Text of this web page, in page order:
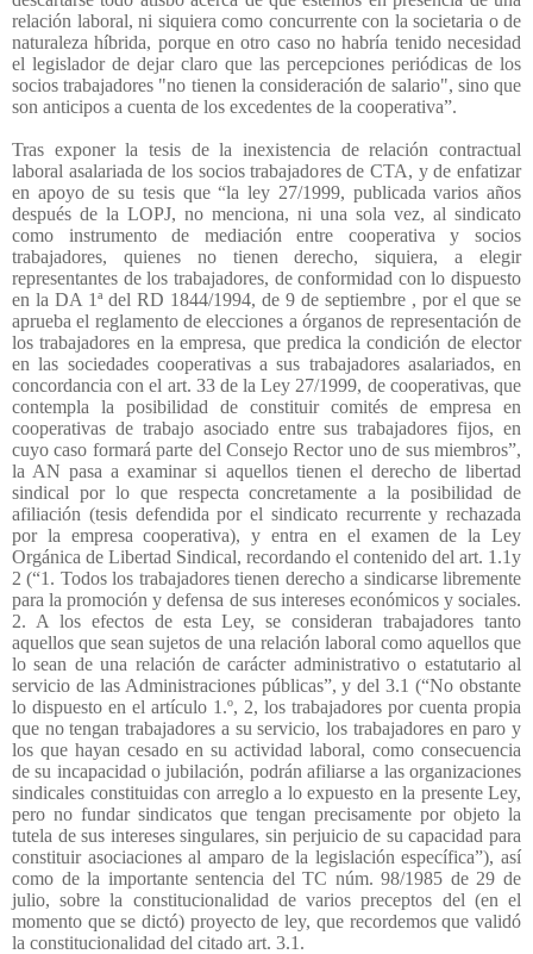
relación laboral, ni siquiera como concurrente con la societaria o de
naturaleza híbrida, porque en otro caso no habría tenido necesidad
el legislador de dejar claro que las percepciones periódicas de los
socios trabajadores "no tienen la consideración de salario", sino que
son anticipos a cuenta de los excedentes de la cooperativa”.
Tras exponer la tesis de la inexistencia de relación contractual
laboral asalariada de los socios trabajadores de CTA, y de enfatizar
en apoyo de su tesis que “la ley 27/1999, publicada varios años
después de la LOPJ, no menciona, ni una sola vez, al sindicato
como instrumento de mediación entre cooperativa y socios
trabajadores, quienes no tienen derecho, siquiera, a elegir
representantes de los trabajadores, de conformidad con lo dispuesto
en la DA 1ª del RD 1844/1994, de 9 de septiembre , por el que se
aprueba el reglamento de elecciones a órganos de representación de
los trabajadores en la empresa, que predica la condición de elector
en las sociedades cooperativas a sus trabajadores asalariados, en
concordancia con el art. 33 de la Ley 27/1999, de cooperativas, que
contempla la posibilidad de constituir comités de empresa en
cooperativas de trabajo asociado entre sus trabajadores fijos, en
cuyo caso formará parte del Consejo Rector uno de sus miembros”,
la AN pasa a examinar si aquellos tienen el derecho de libertad
sindical por lo que respecta concretamente a la posibilidad de
afiliación (tesis defendida por el sindicato recurrente y rechazada
por la empresa cooperativa), y entra en el examen de la Ley
Orgánica de Libertad Sindical, recordando el contenido del art. 1.1y
2 (“1. Todos los trabajadores tienen derecho a sindicarse libremente
para la promoción y defensa de sus intereses económicos y sociales.
2. A los efectos de esta Ley, se consideran trabajadores tanto
aquellos que sean sujetos de una relación laboral como aquellos que
lo sean de una relación de carácter administrativo o estatutario al
servicio de las Administraciones públicas”, y del 3.1 (“No obstante
lo dispuesto en el artículo 1.º, 2, los trabajadores por cuenta propia
que no tengan trabajadores a su servicio, los trabajadores en paro y
los que hayan cesado en su actividad laboral, como consecuencia
de su incapacidad o jubilación, podrán afiliarse a las organizaciones
sindicales constituidas con arreglo a lo expuesto en la presente Ley,
pero no fundar sindicatos que tengan precisamente por objeto la
tutela de sus intereses singulares, sin perjuicio de su capacidad para
constituir asociaciones al amparo de la legislación específica”), así
como de la importante sentencia del TC núm. 98/1985 de 29 de
julio, sobre la constitucionalidad de varios preceptos del (en el
momento que se dictó) proyecto de ley, que recordemos que validó
la constitucionalidad del citado art. 3.1.